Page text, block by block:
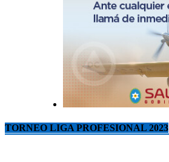
TORNEO LIGA PROFESIONAL 2023